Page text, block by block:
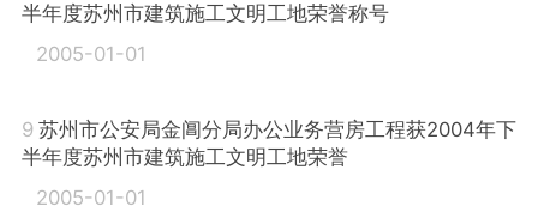
半年度苏州市建筑施工文明工地荣誉称号
2005-01-01
9 苏州市公安局金阊分局办公业务营房工程获2004年下
半年度苏州市建筑施工文明工地荣誉
2005-01-01